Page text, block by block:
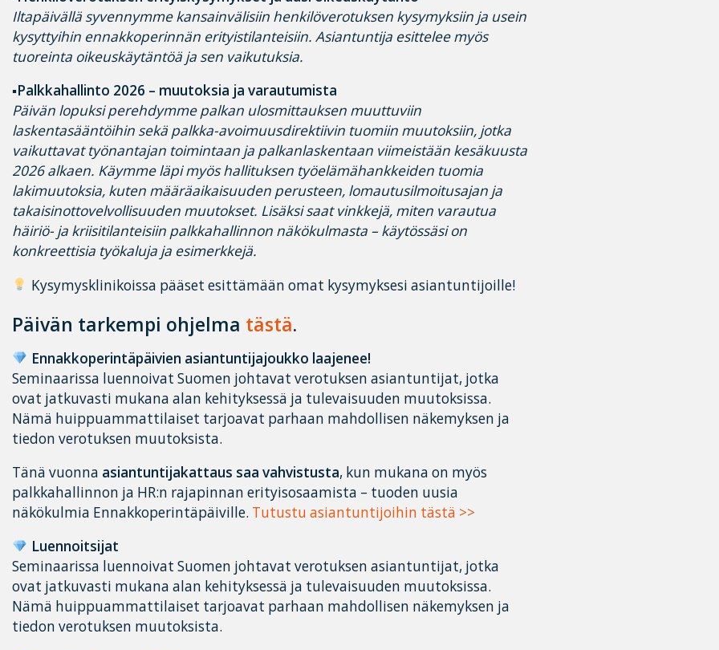
Iltapäivällä syvennymme kansainvälisiin henkilöverotuksen kysymyksiin ja usein
kysyttyihin ennakkoperinnän erityistilanteisiin. Asiantuntija esittelee myös
tuoreinta oikeuskäytäntöä ja sen vaikutuksia.
▪Palkkahallinto 2026 – muutoksia ja varautumista
Päivän lopuksi perehdymme palkan ulosmittauksen muuttuviin
laskentasääntöihin sekä palkka-avoimuusdirektiivin tuomiin muutoksiin, jotka
vaikuttavat työnantajan toimintaan ja palkanlaskentaan viimeistään kesäkuusta
2026 alkaen. Käymme läpi myös hallituksen työelämähankkeiden tuomia
lakimuutoksia, kuten määräaikaisuuden perusteen, lomautusilmoitusajan ja
takaisinottovelvollisuuden muutokset. Lisäksi saat vinkkejä, miten varautua
häiriö- ja kriisitilanteisiin palkkahallinnon näkökulmasta – käytössäsi on
konkreettisia työkaluja ja esimerkkejä.
Kysymysklinikoissa pääset esittämään omat kysymyksesi asiantuntijoille!
Päivän tarkempi ohjelma tästä.
Ennakkoperintäpäivien asiantuntijajoukko laajenee!
Seminaarissa luennoivat Suomen johtavat verotuksen asiantuntijat, jotka
ovat jatkuvasti mukana alan kehityksessä ja tulevaisuuden muutoksissa.
Nämä huippuammattilaiset tarjoavat parhaan mahdollisen näkemyksen ja
tiedon verotuksen muutoksista.
Tänä vuonna asiantuntijakattaus saa vahvistusta, kun mukana on myös
palkkahallinnon ja HR:n rajapinnan erityisosaamista – tuoden uusia
näkökulmia Ennakkoperintäpäiville. Tutustu asiantuntijoihin tästä >>
Luennoitsijat
Seminaarissa luennoivat Suomen johtavat verotuksen asiantuntijat, jotka
ovat jatkuvasti mukana alan kehityksessä ja tulevaisuuden muutoksissa.
Nämä huippuammattilaiset tarjoavat parhaan mahdollisen näkemyksen ja
tiedon verotuksen muutoksista.